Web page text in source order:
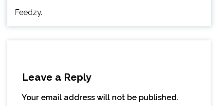
Feedzy.
Leave a Reply
Your email address will not be published.